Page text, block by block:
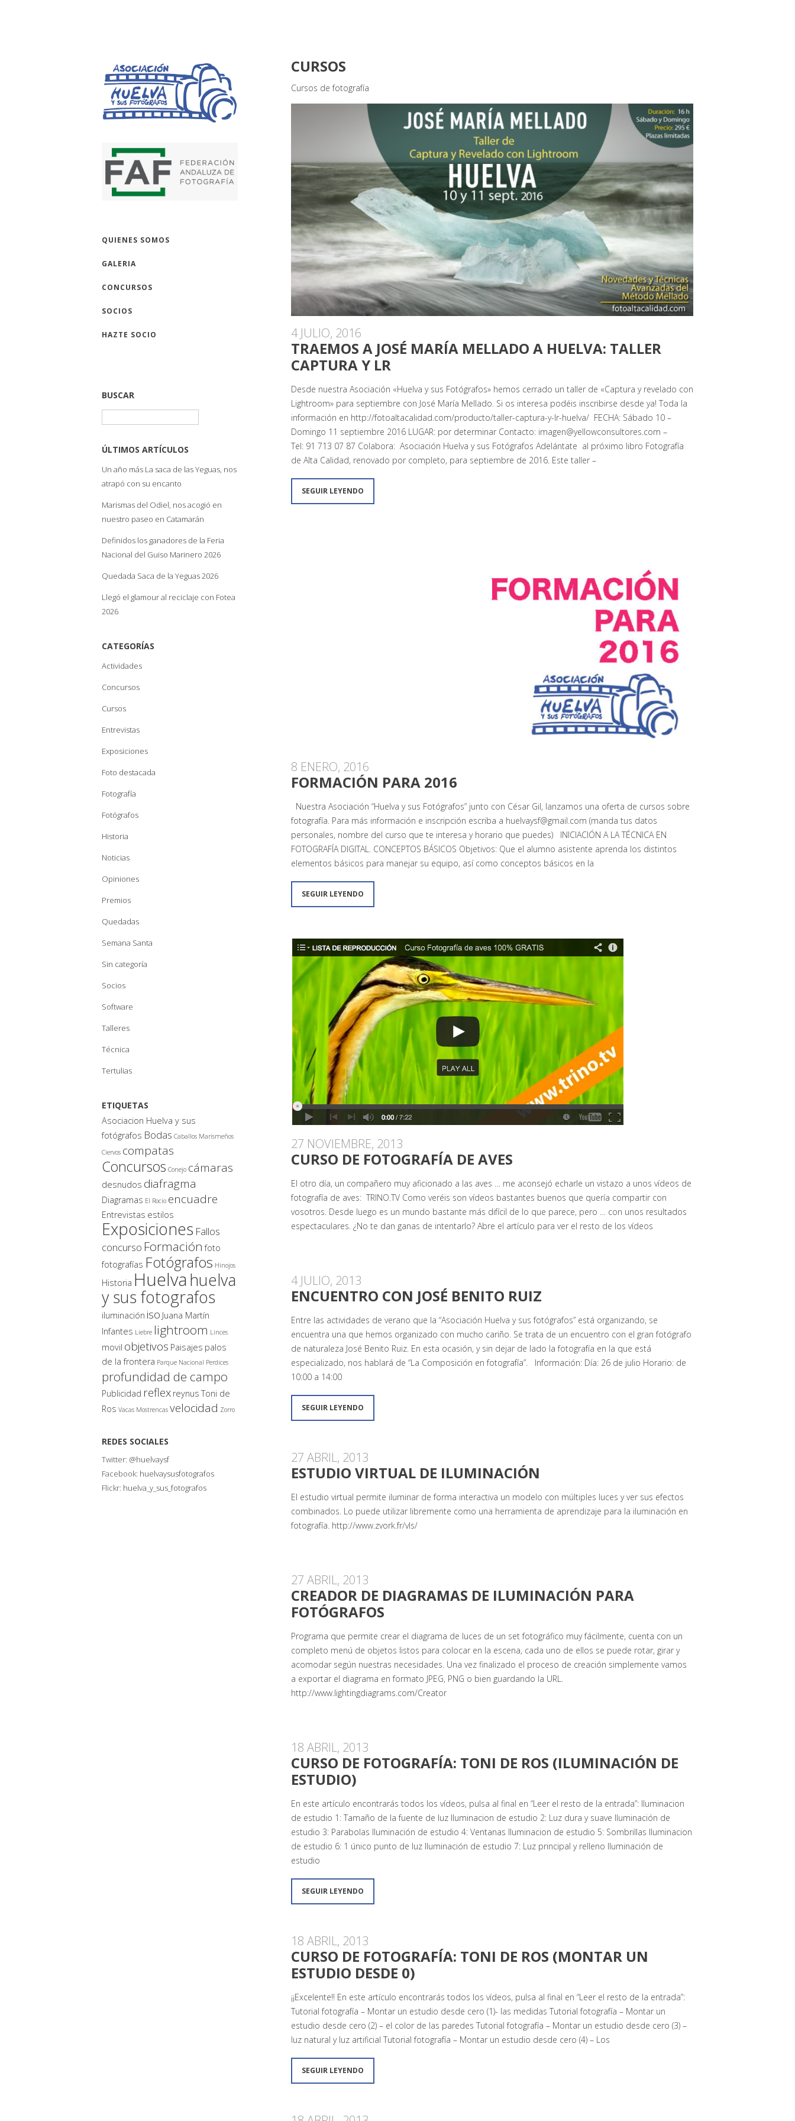
HUELVA Y SUS FOTÓGRAFOS
QUIENES SOMOS
GALERIA
CONCURSOS
SOCIOS
HAZTE SOCIO
BUSCAR
ÚLTIMOS ARTÍCULOS
Un año más La saca de las Yeguas, nos
atrapó con su encanto
Marismas del Odiel, nos acogió en
nuestro paseo en Catamarán
Definidos los ganadores de la Feria
Nacional del Guiso Marinero 2026
Quedada Saca de la Yeguas 2026
Llegó el glamour al reciclaje con Fotea
2026
CATEGORÍAS
Actividades
Concursos
Cursos
Entrevistas
Exposiciones
Foto destacada
Fotografía
Fotógrafos
Historia
Noticias
Opiniones
Premios
Quedadas
Semana Santa
Sin categoría
Socios
Software
Talleres
Técnica
Tertulias
ETIQUETAS
Asociacion Huelva y sus
fotógrafos Bodas Caballos Marismeños
Ciervos compatas
Concursos Conejo cámaras
desnudos diafragma
Diagramas El Rocio encuadre
Entrevistas estilos
Exposiciones Fallos
concurso Formación foto
fotografías Fotógrafos Hinojos
Historia Huelvahuelva
y sus fotografos
iluminación iso Juana Martín
Infantes Liebre lightroom Linces
movil objetivos Paisajes palos
de la frontera Parque Nacional Perdices
profundidad de campo
Publicidad reflex reynus Toni de
Ros Vacas Mostrencas velocidad Zorro
REDES SOCIALES
Twitter: @huelvaysf
Facebook: huelvaysusfotografos
Flickr: huelva_y_sus_fotografos
CURSOS
Cursos de fotografía
4 JULIO, 2016
TRAEMOS A JOSÉ MARÍA MELLADO A HUELVA: TALLER
CAPTURA Y LR
Desde nuestra Asociación «Huelva y sus Fotógrafos» hemos cerrado un taller de «Captura y revelado con
Lightroom» para septiembre con José María Mellado. Si os interesa podéis inscribirse desde ya! Toda la
información en http://fotoaltacalidad.com/producto/taller-captura-y-lr-huelva/ FECHA: Sábado 10 –
Domingo 11 septiembre 2016 LUGAR: por determinar Contacto: imagen@yellowconsultores.com –
Tel: 91 713 07 87 Colabora: Asociación Huelva y sus Fotógrafos Adelántate al próximo libro Fotografía
de Alta Calidad, renovado por completo, para septiembre de 2016. Este taller –
SEGUIR LEYENDO
8 ENERO, 2016
FORMACIÓN PARA 2016
Nuestra Asociación “Huelva y sus Fotógrafos” junto con César Gil, lanzamos una oferta de cursos sobre
fotografía. Para más información e inscripción escriba a huelvaysf@gmail.com (manda tus datos
personales, nombre del curso que te interesa y horario que puedes) INICIACIÓN A LA TÉCNICA EN
FOTOGRAFÍA DIGITAL. CONCEPTOS BÁSICOS Objetivos: Que el alumno asistente aprenda los distintos
elementos básicos para manejar su equipo, así como conceptos básicos en la
SEGUIR LEYENDO
27 NOVIEMBRE, 2013
CURSO DE FOTOGRAFÍA DE AVES
El otro día, un compañero muy aficionado a las aves … me aconsejó echarle un vistazo a unos vídeos de
fotografía de aves: TRINO.TV Como veréis son vídeos bastantes buenos que quería compartir con
vosotros. Desde luego es un mundo bastante más difícil de lo que parece, pero … con unos resultados
espectaculares. ¿No te dan ganas de intentarlo? Abre el artículo para ver el resto de los vídeos
4 JULIO, 2013
ENCUENTRO CON JOSÉ BENITO RUIZ
Entre las actividades de verano que la “Asociación Huelva y sus fotógrafos” está organizando, se
encuentra una que hemos organizado con mucho cariño. Se trata de un encuentro con el gran fotógrafo
de naturaleza José Benito Ruiz. En esta ocasión, y sin dejar de lado la fotografía en la que está
especializado, nos hablará de “La Composición en fotografía”. Información: Día: 26 de julio Horario: de
10:00 a 14:00
SEGUIR LEYENDO
27 ABRIL, 2013
ESTUDIO VIRTUAL DE ILUMINACIÓN
El estudio virtual permite iluminar de forma interactiva un modelo con múltiples luces y ver sus efectos
combinados. Lo puede utilizar libremente como una herramienta de aprendizaje para la iluminación en
fotografía. http://www.zvork.fr/vls/
27 ABRIL, 2013
CREADOR DE DIAGRAMAS DE ILUMINACIÓN PARA
FOTÓGRAFOS
Programa que permite crear el diagrama de luces de un set fotográfico muy fácilmente, cuenta con un
completo menú de objetos listos para colocar en la escena, cada uno de ellos se puede rotar, girar y
acomodar según nuestras necesidades. Una vez finalizado el proceso de creación simplemente vamos
a exportar el diagrama en formato JPEG, PNG o bien guardando la URL.
http://www.lightingdiagrams.com/Creator
18 ABRIL, 2013
CURSO DE FOTOGRAFÍA: TONI DE ROS (ILUMINACIÓN DE
ESTUDIO)
En este artículo encontrarás todos los vídeos, pulsa al final en “Leer el resto de la entrada”: Iluminacion
de estudio 1: Tamaño de la fuente de luz Iluminacion de estudio 2: Luz dura y suave Iluminación de
estudio 3: Parabolas Iluminación de estudio 4: Ventanas Iluminacion de estudio 5: Sombrillas Iluminacion
de estudio 6: 1 único punto de luz Iluminación de estudio 7: Luz principal y relleno Iluminación de
estudio
SEGUIR LEYENDO
18 ABRIL, 2013
CURSO DE FOTOGRAFÍA: TONI DE ROS (MONTAR UN
ESTUDIO DESDE 0)
¡¡Excelente!! En este artículo encontrarás todos los vídeos, pulsa al final en “Leer el resto de la entrada”:
Tutorial fotografía – Montar un estudio desde cero (1)- las medidas Tutorial fotografía – Montar un
estudio desde cero (2) – el color de las paredes Tutorial fotografía – Montar un estudio desde cero (3) –
luz natural y luz artificial Tutorial fotografía – Montar un estudio desde cero (4) – Los
SEGUIR LEYENDO